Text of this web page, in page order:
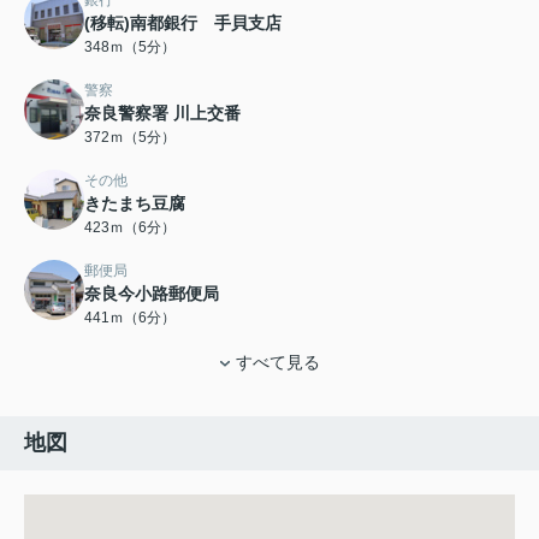
(移転)南都銀行 手貝支店
348ｍ（5分）
警察
奈良警察署 川上交番
372ｍ（5分）
その他
きたまち豆腐
423ｍ（6分）
郵便局
奈良今小路郵便局
441ｍ（6分）
すべて見る
地図